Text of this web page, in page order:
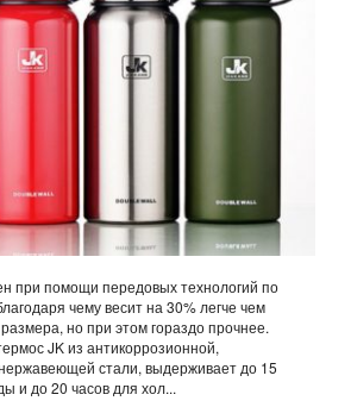
при помощи передовых технологий по
чему весит на 30% легче чем
но при этом гораздо прочнее.
JK из антикоррозионной,
стали, выдерживает до 15
и до 20 часов для хол...